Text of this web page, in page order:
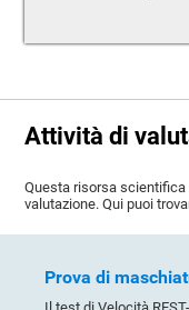
Attività di
Questa risorsa
valutazione. Qui puoi
Prova di